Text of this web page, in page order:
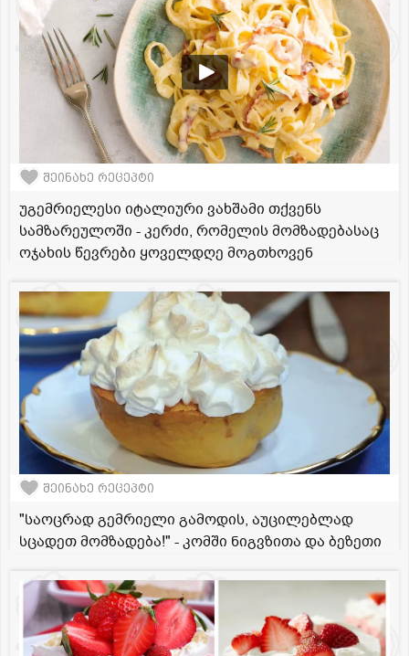
შეინახე რეცეპტი
უგემრიელესი იტალიური ვახშამი თქვენს
სამზარეულოში - კერძი, რომელის მომზადებასაც
ოჯახის წევრები ყოველდღე მოგთხოვენ
შეინახე რეცეპტი
"საოცრად გემრიელი გამოდის, აუცილებლად
სცადეთ მომზადება!" - კომში ნიგვზითა და ბეზეთი